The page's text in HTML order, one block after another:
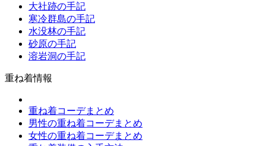
大社跡の手記
寒冷群島の手記
水没林の手記
砂原の手記
溶岩洞の手記
重ね着情報
重ね着コーデまとめ
男性の重ね着コーデまとめ
女性の重ね着コーデまとめ